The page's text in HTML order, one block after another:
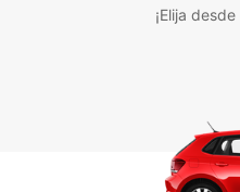
¡Elija